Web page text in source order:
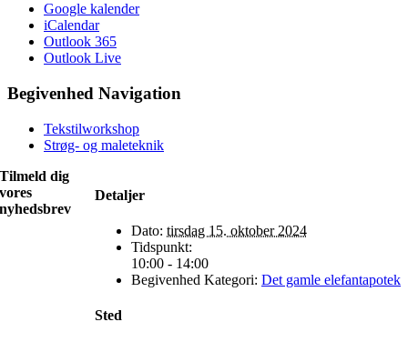
Google kalender
iCalendar
Outlook 365
Outlook Live
Begivenhed Navigation
Tekstilworkshop
Strøg- og maleteknik
Detaljer
Dato: tirsdag 15. oktober 2024
Tidspunkt:
10:00 - 14:00
Begivenhed Kategori: Det gamle elefantapotek
Sted
Tilmeld dig
vores
nyhedsbrev